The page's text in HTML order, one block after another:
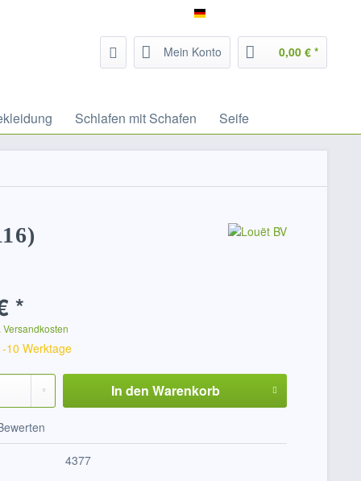
Mein Konto 0,00 € *
Schlafen mit Schafen Seife
*
Versandkosten
10 Werktage
In den Warenkorb
4377